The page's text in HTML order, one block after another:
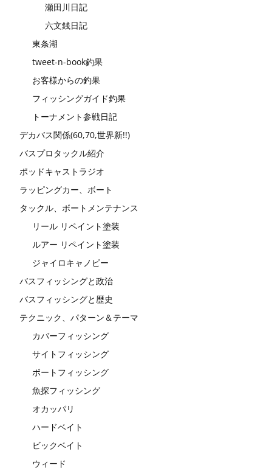
瀬田川日記
六文銭日記
東条湖
tweet-n-book釣果
お客様からの釣果
フィッシングガイド釣果
トーナメント参戦日記
デカバス関係(60,70,世界新!!)
バスプロタックル紹介
ポッドキャストラジオ
ラッピングカー、ボート
タックル、ボートメンテナンス
リール リペイント塗装
ルアー リペイント塗装
ジャイロキャノピー
バスフィッシングと政治
バスフィッシングと歴史
テクニック、パターン＆テーマ
カバーフィッシング
サイトフィッシング
ボートフィッシング
魚探フィッシング
オカッパリ
ハードベイト
ビックベイト
ウィード